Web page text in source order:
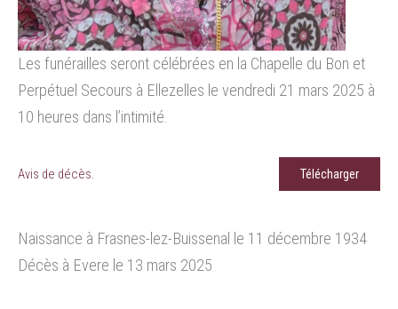
Les funérailles seront célébrées en la Chapelle du Bon et
Perpétuel Secours à Ellezelles le vendredi 21 mars 2025 à
10 heures dans l’intimité.
Avis de décès. Télécharger
Naissance à Frasnes-lez-Buissenal le 11 décembre 1934
Décès à Evere le 13 mars 2025